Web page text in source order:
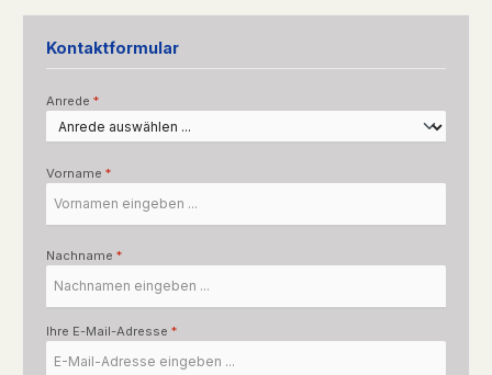
Kontaktformular
Anrede *
Vorname *
Nachname *
Ihre E-Mail-Adresse *